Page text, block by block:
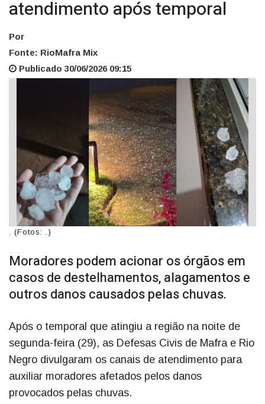
atendimento após temporal
Por
Fonte: RioMafra Mix
Publicado 30/06/2026 09:15
. (Fotos: .)
Moradores podem acionar os órgãos em
casos de destelhamentos, alagamentos e
outros danos causados pelas chuvas.
Após o temporal que atingiu a região na noite de
segunda-feira (29), as Defesas Civis de Mafra e Rio
Negro divulgaram os canais de atendimento para
auxiliar moradores afetados pelos danos
provocados pelas chuvas.